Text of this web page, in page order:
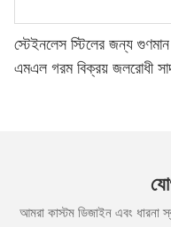
স্টেইনলেস স্টিলের জন্য
এমএল গরম বিক্রয় জলরোধী
আমরা কাস্টম ডিজাইন এবং ধারনা